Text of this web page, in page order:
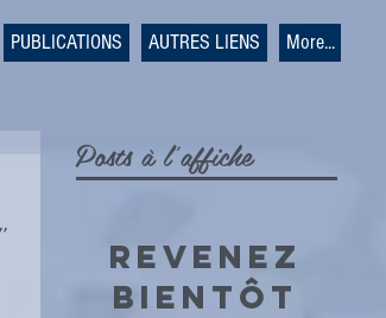
PUBLICATIONS AUTRES LIENS More...
Posts à l'affiche
Revenez
bientôt